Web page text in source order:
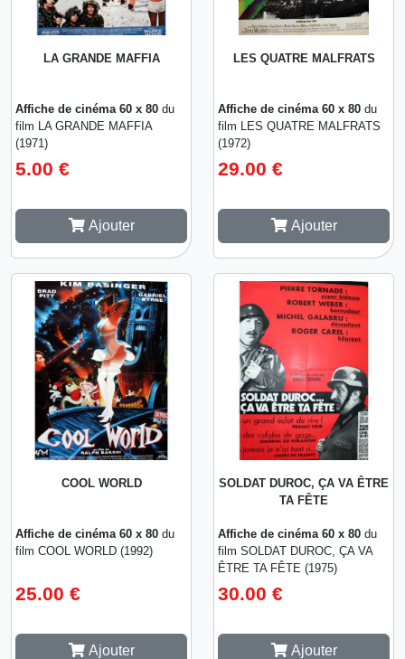
LA GRANDE MAFFIA
Affiche de cinéma 60 x 80 du
film LA GRANDE MAFFIA
(1971)
5.00 €
Ajouter
LES QUATRE MALFRATS
Affiche de cinéma 60 x 80 du
film LES QUATRE MALFRATS
(1972)
29.00 €
Ajouter
COOL WORLD
Affiche de cinéma 60 x 80 du
film COOL WORLD (1992)
25.00 €
Ajouter
SOLDAT DUROC, ÇA VA ÊTRE
TA FÊTE
Affiche de cinéma 60 x 80 du
film SOLDAT DUROC, ÇA VA
ÊTRE TA FÊTE (1975)
30.00 €
Ajouter